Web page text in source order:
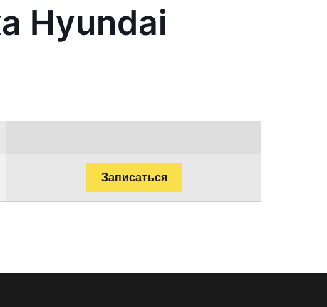
Hyundai
Записаться